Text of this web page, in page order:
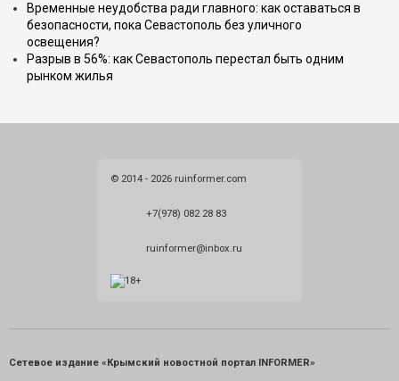
Временные неудобства ради главного: как оставаться в
безопасности, пока Севастополь без уличного
освещения?
Разрыв в 56%: как Севастополь перестал быть одним
рынком жилья
© 2014 - 2026 ruinformer.com
+7(978) 082 28 83
ruinformer@inbox.ru
Сетевое издание «Крымский новостной портал INFORMER»